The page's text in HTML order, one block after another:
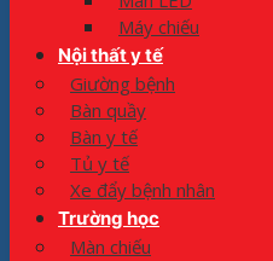
Máy chiếu
Nội thất y tế
Giường bệnh
Bàn quầy
Bàn y tế
Tủ y tế
Xe đẩy bệnh nhân
Trường học
Màn chiếu